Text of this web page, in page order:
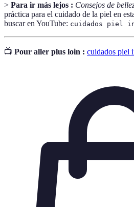
> Para ir más lejos : Consejos de
práctica para el cuidado de la piel en
buscar en YouTube: cuidados piel
📺 Pour aller plus loin : cuidados piel